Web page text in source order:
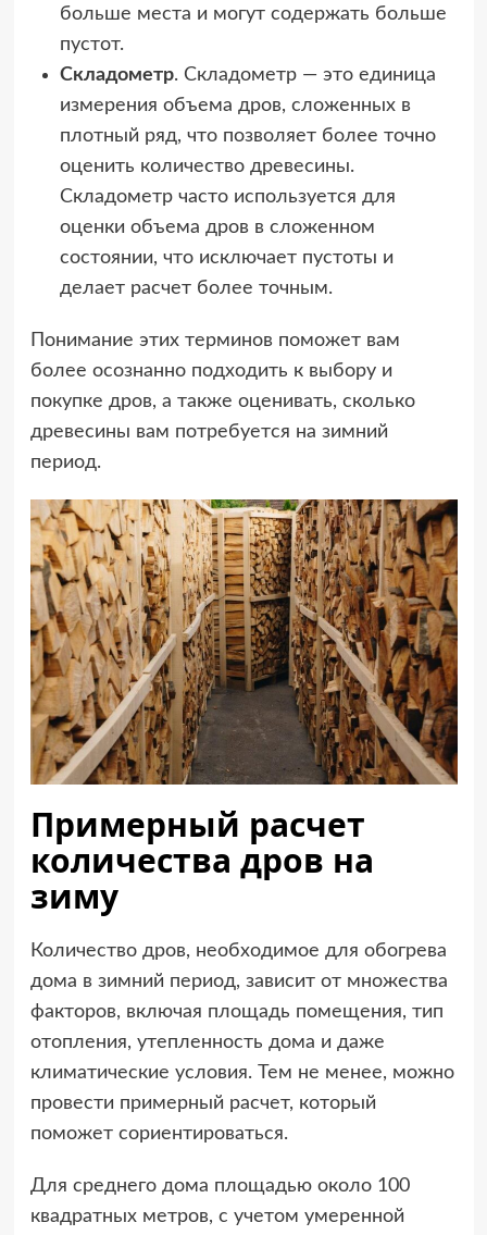
больше места и могут содержать больше
пустот.
Складометр. Складометр — это единица
измерения объема дров, сложенных в
плотный ряд, что позволяет более точно
оценить количество древесины.
Складометр часто используется для
оценки объема дров в сложенном
состоянии, что исключает пустоты и
делает расчет более точным.
Понимание этих терминов поможет вам
более осознанно подходить к выбору и
покупке дров, а также оценивать, сколько
древесины вам потребуется на зимний
период.
Примерный расчет
количества дров на
зиму
Количество дров, необходимое для обогрева
дома в зимний период, зависит от множества
факторов, включая площадь помещения, тип
отопления, утепленность дома и даже
климатические условия. Тем не менее, можно
провести примерный расчет, который
поможет сориентироваться.
Для среднего дома площадью около 100
квадратных метров, с учетом умеренной